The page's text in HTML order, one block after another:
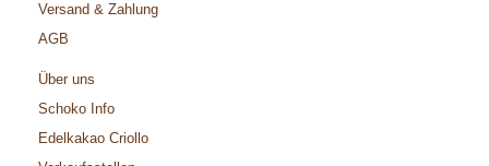
Versand & Zahlung
AGB
Über uns
Schoko Info
Edelkakao Criollo